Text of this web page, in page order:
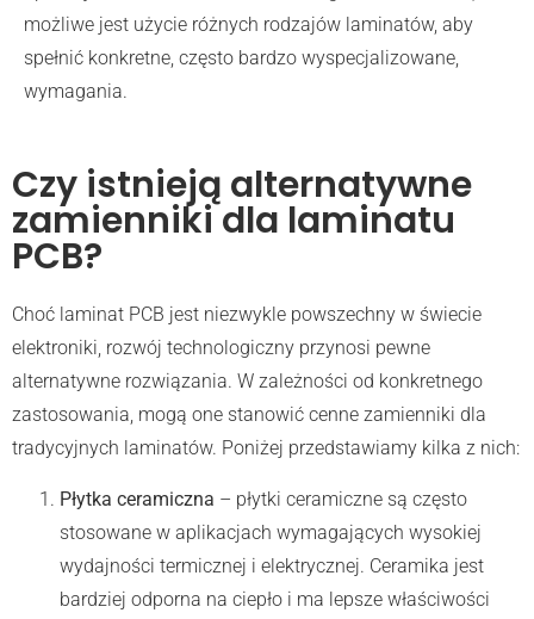
możliwe jest użycie różnych rodzajów laminatów, aby
spełnić konkretne, często bardzo wyspecjalizowane,
wymagania.
Czy istnieją alternatywne
zamienniki dla laminatu
PCB?
Choć laminat PCB jest niezwykle powszechny w świecie
elektroniki, rozwój technologiczny przynosi pewne
alternatywne rozwiązania. W zależności od konkretnego
zastosowania, mogą one stanowić cenne zamienniki dla
tradycyjnych laminatów. Poniżej przedstawiamy kilka z nich:
Płytka ceramiczna – płytki ceramiczne są często
stosowane w aplikacjach wymagających wysokiej
wydajności termicznej i elektrycznej. Ceramika jest
bardziej odporna na ciepło i ma lepsze właściwości